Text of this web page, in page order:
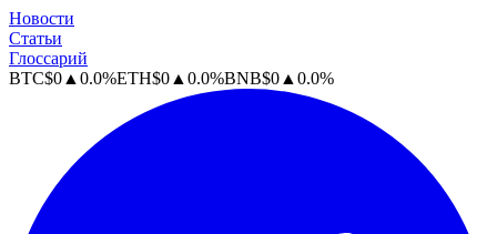
Новости
Статьи
Глоссарий
BTC$0 ▲ 0.0%ETH$0 ▲ 0.0%BNB$0 ▲ 0.0%